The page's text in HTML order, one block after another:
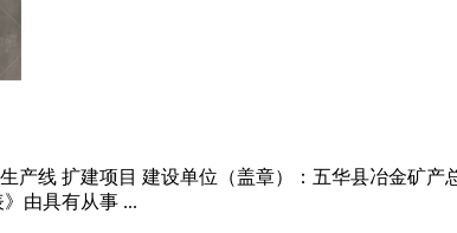
产线 扩建项目 建设单位（盖章）：五华县冶金矿
由具有从事 ...